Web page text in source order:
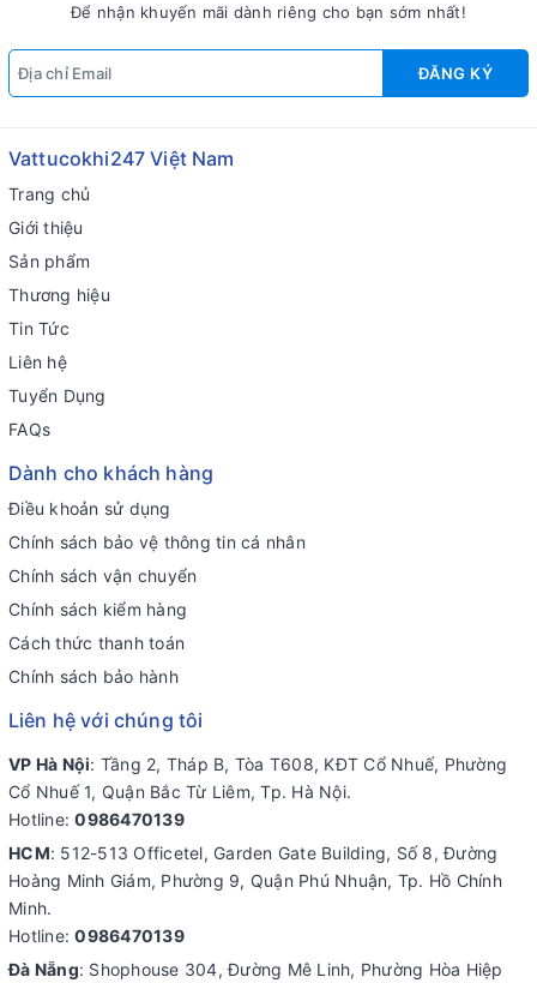
Để nhận khuyến mãi dành riêng cho bạn sớm nhất!
ĐĂNG KÝ
Vattucokhi247 Việt Nam
Trang chủ
Giới thiệu
Sản phẩm
Thương hiệu
Tin Tức
Liên hệ
Tuyển Dụng
FAQs
Dành cho khách hàng
Điều khoản sử dụng
Chính sách bảo vệ thông tin cá nhân
Chính sách vận chuyển
Chính sách kiểm hàng
Cách thức thanh toán
Chính sách bảo hành
Liên hệ với chúng tôi
VP Hà Nội: Tầng 2, Tháp B, Tòa T608, KĐT Cổ Nhuế, Phường
Cổ Nhuế 1, Quận Bắc Từ Liêm, Tp. Hà Nội.
Hotline:0986470139
HCM: 512-513 Officetel, Garden Gate Building, Số 8, Đường
Hoàng Minh Giám, Phường 9, Quận Phú Nhuận, Tp. Hồ Chính
Minh.
Hotline:0986470139
Đà Nẵng: Shophouse 304, Đường Mê Linh, Phường Hòa Hiệp